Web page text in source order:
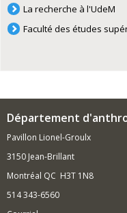
La recherche à l'UdeM
Faculté des études
Département
Pavillon Lionel-Groulx
3150 Jean-Brillant
Montréal QC H3T 1N8
514 343-6560